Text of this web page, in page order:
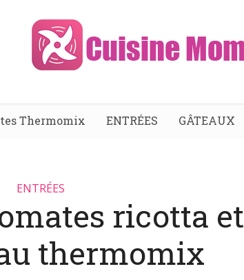
Thermomix ENTRÉES GÂTEAUX
ENTRÉES
ricotta et
thermomix